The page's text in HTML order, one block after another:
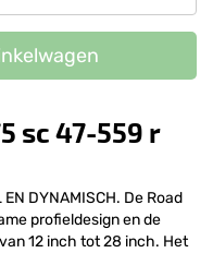
sc 47-559 r
EN DYNAMISCH. De Road
profieldesign en de
12 inch tot 28 inch. Het